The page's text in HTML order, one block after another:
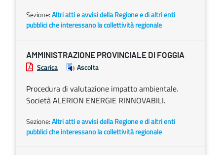
Sezione:Altri atti e avvisi della Regione e di altri enti
pubblici che interessano la collettività regionale
AMMINISTRAZIONE PROVINCIALE DI FOGGIA
Scarica Ascolta
Procedura di valutazione impatto ambientale.
Società ALERION ENERGIE RINNOVABILI.
Sezione:Altri atti e avvisi della Regione e di altri enti
pubblici che interessano la collettività regionale